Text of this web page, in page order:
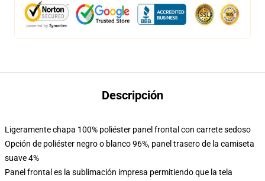
Descripción
Ligeramente chapa 100% poliéster panel frontal con carrete sedoso
Opción de poliéster negro o blanco 96%, panel trasero de la camiseta
suave 4%
Panel frontal es la sublimación impresa permitiendo que la tela